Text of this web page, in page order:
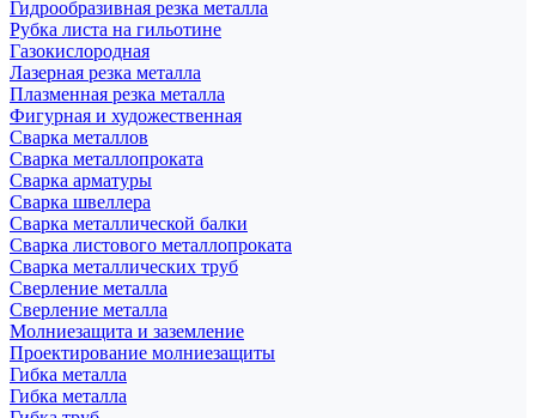
Гидрообразивная резка металла
Рубка листа на гильотине
Газокислородная
Лазерная резка металла
Плазменная резка металла
Фигурная и художественная
Сварка металлов
Сварка металлопроката
Сварка арматуры
Сварка швеллера
Сварка металлической балки
Сварка листового металлопроката
Сварка металлических труб
Сверление металла
Сверление металла
Молниезащита и заземление
Проектирование молниезащиты
Гибка металла
Гибка металла